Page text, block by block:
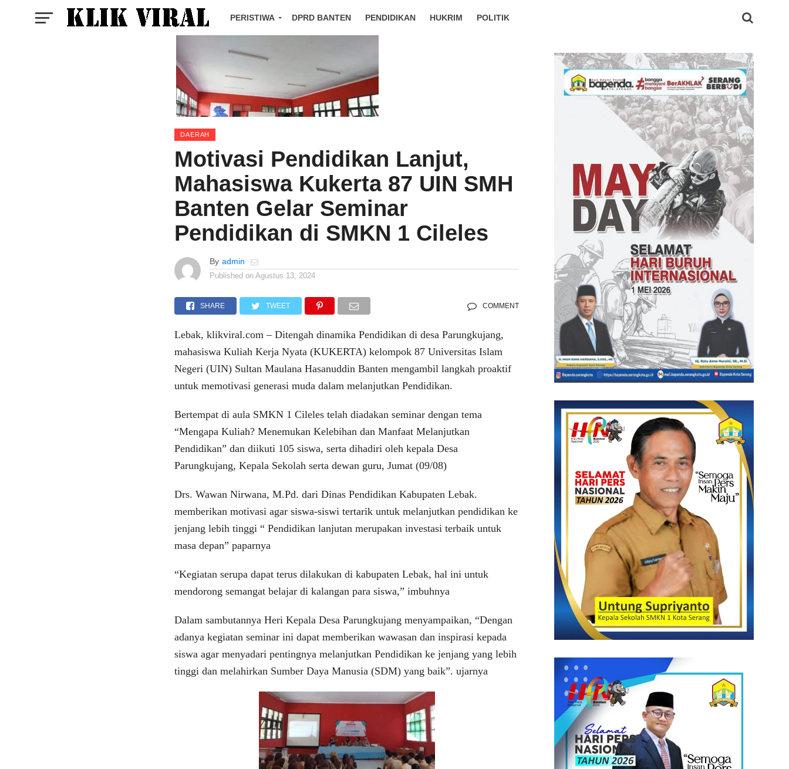
PERISTIWA DPRD BANTEN PENDIDIKAN HUKRIM POLITIK
DAERAH
Motivasi Pendidikan Lanjut,
Mahasiswa Kukerta 87 UIN SMH
Banten Gelar Seminar
Pendidikan di SMKN 1 Cileles
By admin
Published on Agustus 13, 2024
SHARE TWEET COMMENT
Lebak, klikviral.com – Ditengah dinamika Pendidikan di desa Parungkujang,
mahasiswa Kuliah Kerja Nyata (KUKERTA) kelompok 87 Universitas Islam
Negeri (UIN) Sultan Maulana Hasanuddin Banten mengambil langkah proaktif
untuk memotivasi generasi muda dalam melanjutkan Pendidikan.
Bertempat di aula SMKN 1 Cileles telah diadakan seminar dengan tema
“Mengapa Kuliah? Menemukan Kelebihan dan Manfaat Melanjutkan
Pendidikan” dan diikuti 105 siswa, serta dihadiri oleh kepala Desa
Parungkujang, Kepala Sekolah serta dewan guru, Jumat (09/08)
Drs. Wawan Nirwana, M.Pd. dari Dinas Pendidikan Kabupaten Lebak.
memberikan motivasi agar siswa-siswi tertarik untuk melanjutkan pendidikan ke
jenjang lebih tinggi “ Pendidikan lanjutan merupakan investasi terbaik untuk
masa depan” paparnya
“Kegiatan serupa dapat terus dilakukan di kabupaten Lebak, hal ini untuk
mendorong semangat belajar di kalangan para siswa,” imbuhnya
Dalam sambutannya Heri Kepala Desa Parungkujang menyampaikan, “Dengan
adanya kegiatan seminar ini dapat memberikan wawasan dan inspirasi kepada
siswa agar menyadari pentingnya melanjutkan Pendidikan ke jenjang yang lebih
tinggi dan melahirkan Sumber Daya Manusia (SDM) yang baik”. ujarnya